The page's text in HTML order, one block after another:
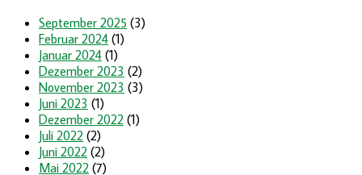
September 2025 (3)
Februar 2024 (1)
Januar 2024 (1)
Dezember 2023 (2)
November 2023 (3)
Juni 2023 (1)
Dezember 2022 (1)
Juli 2022 (2)
Juni 2022 (2)
Mai 2022 (7)